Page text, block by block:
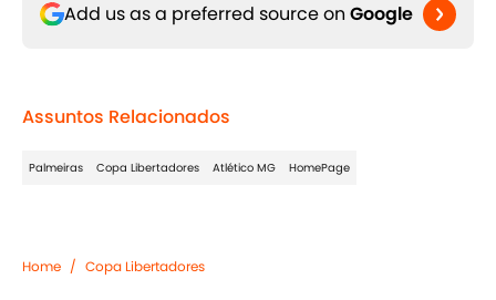
Add us as a preferred source on Google
Assuntos Relacionados
Palmeiras Copa Libertadores Atlético MG HomePage
Home / Copa Libertadores